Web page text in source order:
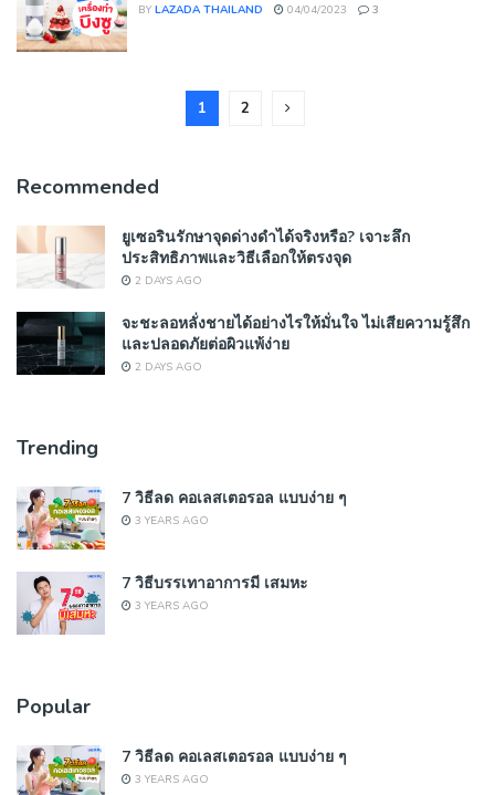
BY LAZADA THAILAND 04/04/2023 3
1 2
Recommended
ยูเซอรินรักษาจุดด่างดำได้จริงหรือ? เจาะลึก
ประสิทธิภาพและวิธีเลือกให้ตรงจุด
2 DAYS AGO
จะชะลอหลั่งชายได้อย่างไรให้มั่นใจ ไม่เสียความรู้สึก
และปลอดภัยต่อผิวแพ้ง่าย
2 DAYS AGO
Trending
7 วิธีลด คอเลสเตอรอล แบบง่าย ๆ
3 YEARS AGO
7 วิธีบรรเทาอาการมี เสมหะ
3 YEARS AGO
Popular
7 วิธีลด คอเลสเตอรอล แบบง่าย ๆ
3 YEARS AGO